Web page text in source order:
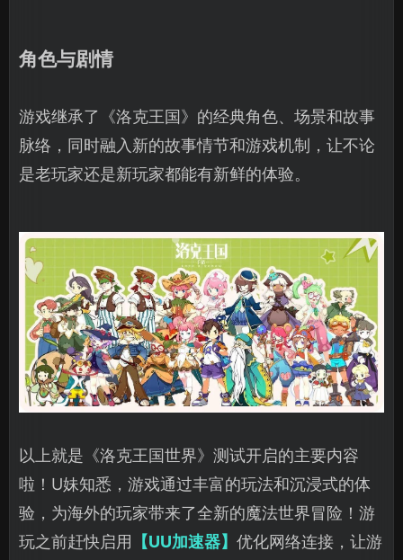
角色与剧情
游戏继承了《洛克王国》的经典角色、场景和故事
脉络，同时融入新的故事情节和游戏机制，让不论
是老玩家还是新玩家都能有新鲜的体验。
以上就是《洛克王国世界》测试开启的主要内容
啦！U妹知悉，游戏通过丰富的玩法和沉浸式的体
验，为海外的玩家带来了全新的魔法世界冒险！游
玩之前赶快启用
【UU加速器】 优化网络连接，让游